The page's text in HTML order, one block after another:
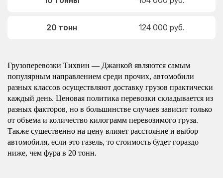
20 тонн 124 000 руб.
Грузоперевозки Тихвин — Джанкой являются самым
популярным направлением среди прочих, автомобили
разных классов осуществляют доставку грузов практически
каждый день. Ценовая политика перевозки складывается из
разных факторов, но в большинстве случаев зависит только
от объема и количество килограмм перевозимого груза.
Также существенно на цену влияет расстояние и выбор
автомобиля, если это газель, то стоимость будет гораздо
ниже, чем фура в 20 тонн.